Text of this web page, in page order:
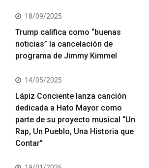
18/09/2025
Trump califica como “buenas
noticias” la cancelación de
programa de Jimmy Kimmel
14/05/2025
Lápiz Conciente lanza canción
dedicada a Hato Mayor como
parte de su proyecto musical “Un
Rap, Un Pueblo, Una Historia que
Contar”